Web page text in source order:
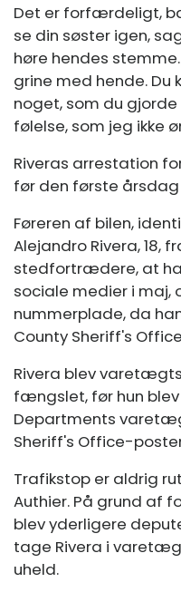
Det er forfærdeligt,
se din søster igen,
høre hendes
grine med hende.
noget, som du
følelse, som jeg ikke
Riveras arrestation
før den første
Føreren af ​​bilen,
Alejandro Rivera, 18,
stedfortrædere, at
sociale medier i maj,
nummerplade, da
County Sheriff's
Rivera blev
fængslet, før hun
Departments
Sheriff's Office-
Trafikstop er aldrig
Authier. På grund af
blev yderligere
tage Rivera i
uheld.